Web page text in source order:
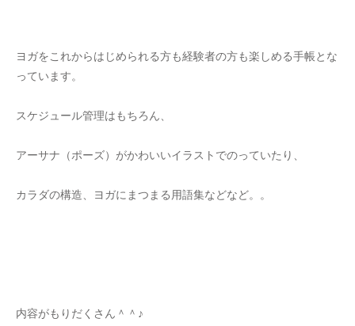
ヨガをこれからはじめられる方も経験者の方も楽しめる手帳とな
っています。
スケジュール管理はもちろん、
アーサナ（ポーズ）がかわいいイラストでのっていたり、
カラダの構造、ヨガにまつまる用語集などなど。。
内容がもりだくさん＾＾♪